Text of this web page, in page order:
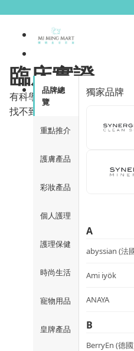
品牌總
覽
重點推介
護膚產品
彩妝產品
個人護理
護理保健
時尚生活
寵物用品
皇牌產品
獨家品牌
A
abyssian (法
Ami iyök
ANAYA
B
BerryEn (德
臨床實證
有科學文獻與臨床實驗數據
找不到符合您選擇的商品